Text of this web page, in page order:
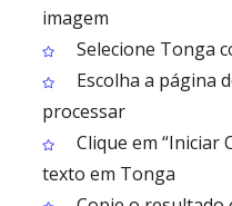
imagem
Selecione Tonga
Escolha a página
processar
Clique em “Iniciar
texto em Tonga